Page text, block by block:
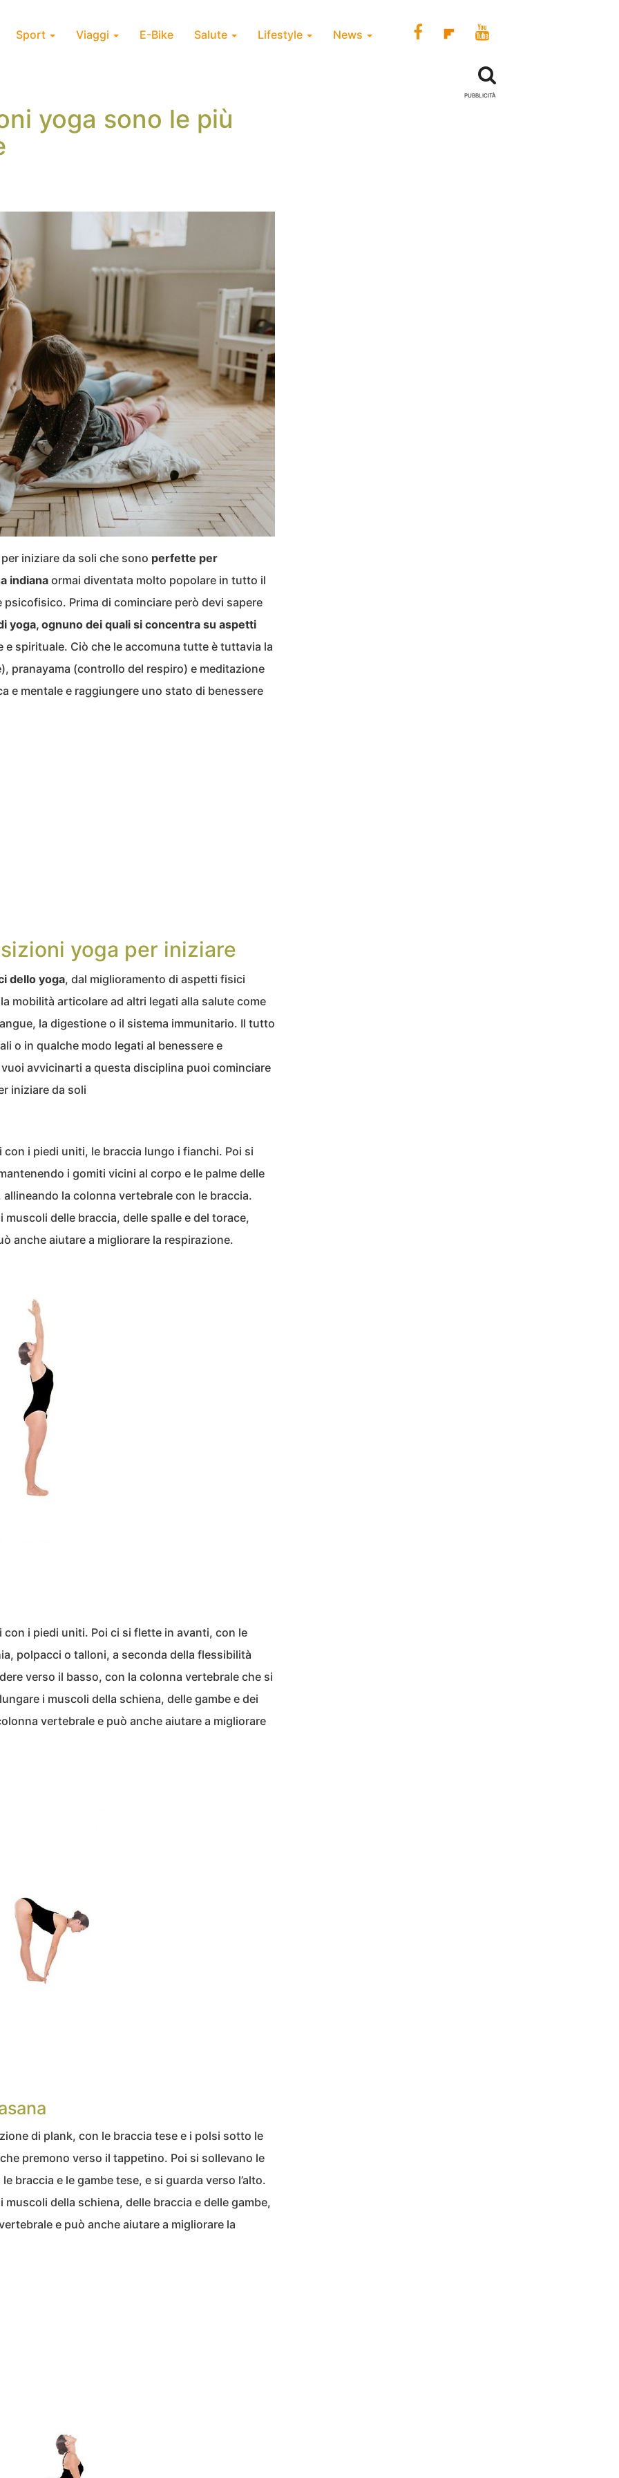
Sport Viaggi E-Bike Salute Lifestyle News
yoga sono le più
iniziare da soli che sono perfette per
indianaormai diventata molto popolare in tutto il
Prima di cominciare però devi sapere
yoga, ognuno dei quali si concentra su aspetti
e spirituale. Ciò che le accomuna tutte è tuttavia la
pranayama (controllo del respiro) e meditazione
e mentale e raggiungere uno stato di benessere
yoga per iniziare
dello yoga, dal miglioramento di aspetti fisici
mobilità articolare ad altri legati alla salute come
la digestione o il sistema immunitario. Il tutto
o in qualche modo legati al benessere e
avvicinarti a questa disciplina puoi cominciare
iniziare da soli
i piedi uniti, le braccia lungo i fianchi. Poi si
i gomiti vicini al corpo e le palme delle
la colonna vertebrale con le braccia.
delle braccia, delle spalle e del torace,
anche aiutare a migliorare la respirazione.
i piedi uniti. Poi ci si flette in avanti, con le
polpacci o talloni, a seconda della flessibilità
verso il basso, con la colonna vertebrale che si
i muscoli della schiena, delle gambe e dei
vertebrale e può anche aiutare a migliorare
di plank, con le braccia tese e i polsi sotto le
premono verso il tappetino. Poi si sollevano le
braccia e le gambe tese, e si guarda verso l’alto.
della schiena, delle braccia e delle gambe,
e può anche aiutare a migliorare la
PUBBLICITÀ